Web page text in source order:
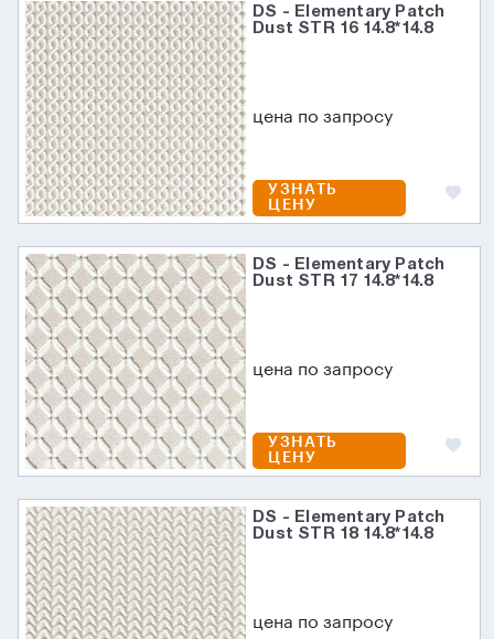
DS - Elementary Patch
Dust STR 16 14.8*14.8
цена по запросу
УЗНАТЬ
ЦЕНУ
DS - Elementary Patch
Dust STR 17 14.8*14.8
цена по запросу
УЗНАТЬ
ЦЕНУ
DS - Elementary Patch
Dust STR 18 14.8*14.8
цена по запросу